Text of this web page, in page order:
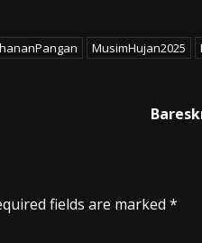
MusimHujan2025
fields are marked *